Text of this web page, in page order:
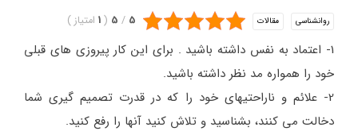
روانشناسی مقالات 5
/
5
(
1 امتیاز)
1- اعتماد به نفس داشته باشید . برای این کار پیروزی های قبلی
خود را همواره مد نظر داشته باشید.
2- علائم و ناراحتیهای خود را که در قدرت تصمیم گیری شما
دخالت می کنند، بشناسید و تلاش کنید آنها را رفع کنید.